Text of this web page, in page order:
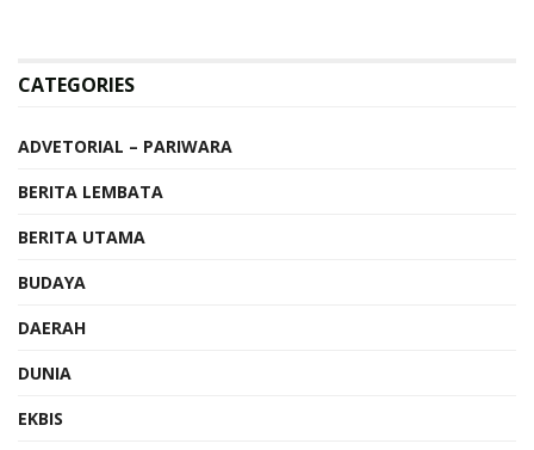
CATEGORIES
ADVETORIAL – PARIWARA
BERITA LEMBATA
BERITA UTAMA
BUDAYA
DAERAH
DUNIA
EKBIS